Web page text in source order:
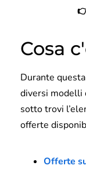
Cosa
Durante
diversi modelli
sotto trovi
offerte
Offerte